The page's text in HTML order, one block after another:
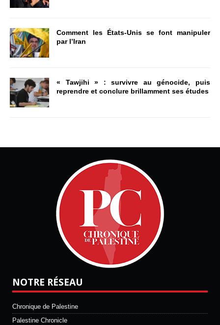
Comment les États-Unis se font manipuler
par l’Iran
« Tawjihi » : survivre au génocide, puis
reprendre et conclure brillamment ses études
NOTRE RÉSEAU
Chronique de Palestine
Palestine Chronicle